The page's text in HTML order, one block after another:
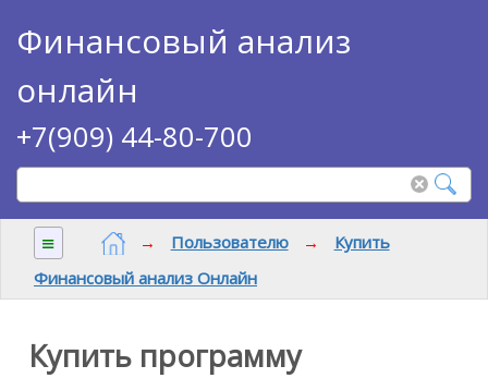
Финансовый анализ
онлайн
+7(909) 44-80-700
≡ → Пользователю →
Купить
Финансовый анализ Онлайн
Купить программу